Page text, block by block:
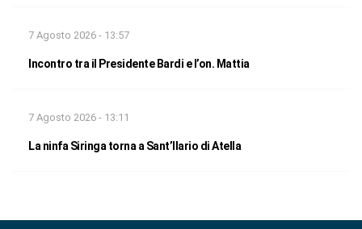
7 Agosto 2026 - 13:57
Incontro tra il Presidente Bardi e l’on. Mattia
7 Agosto 2026 - 13:11
La ninfa Siringa torna a Sant’Ilario di Atella